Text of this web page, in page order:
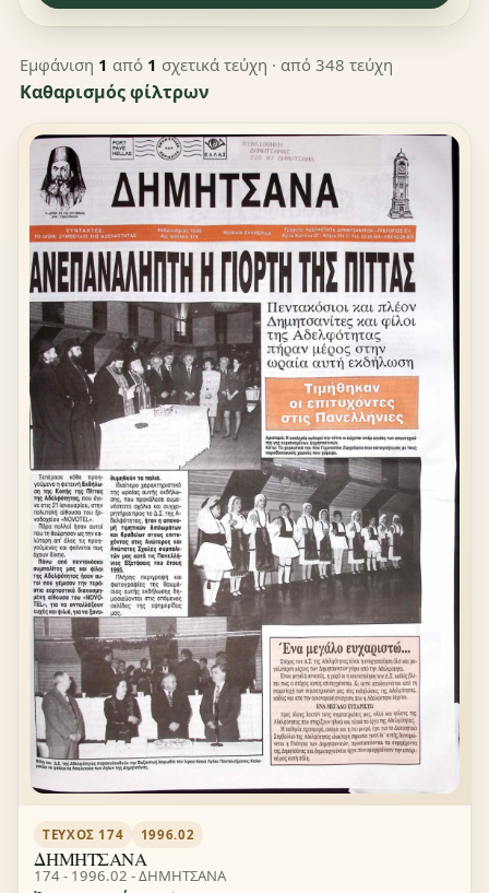
Εμφάνιση 1 από 1 σχετικά τεύχη · από 348 τεύχη
Καθαρισμός φίλτρων
ΤΕΎΧΟΣ 174 1996.02
ΔΗΜΗΤΣΑΝΑ
174 - 1996.02 - ΔΗΜΗΤΣΑΝΑ